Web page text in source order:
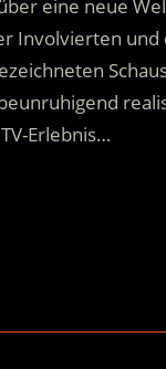
eine neue
Involvierten
Erlebnis…